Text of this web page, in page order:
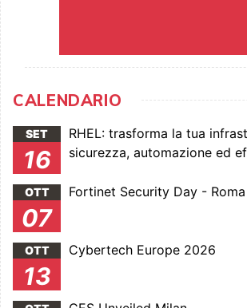
CALENDARIO
SET
16
RHEL: trasforma la tua
sicurezza, automazione ed
OTT
07
Fortinet Security Day - Roma
OTT
13
Cybertech Europe 2026